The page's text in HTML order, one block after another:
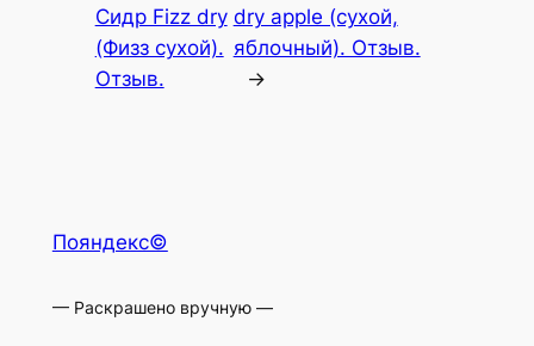
Сидр Fizz dry
(Физз сухой).
Отзыв.
dry apple (сухой,
яблочный). Отзыв.
→
Пояндекс©
— Раскрашено вручную —